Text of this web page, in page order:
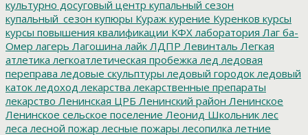
культурно досуговый центр купальный сезон
купальный_сезон купюры Кураж курение Куренков курсы
курсы повышения квалификации КФХ лаборатория Лаг ба-
Омер лагерь Лагошина лайк ЛДПР Левинталь Легкая
атлетика легкоатлетическая пробежка лед ледовая
переправа ледовые скульптуры ледовый городок ледовый
каток ледоход лекарства лекарственные препараты
лекарство Ленинская ЦРБ Ленинский район Ленинское
Ленинское сельское поселение Леонид Школьник лес
леса лесной пожар лесные пожары лесопилка летние